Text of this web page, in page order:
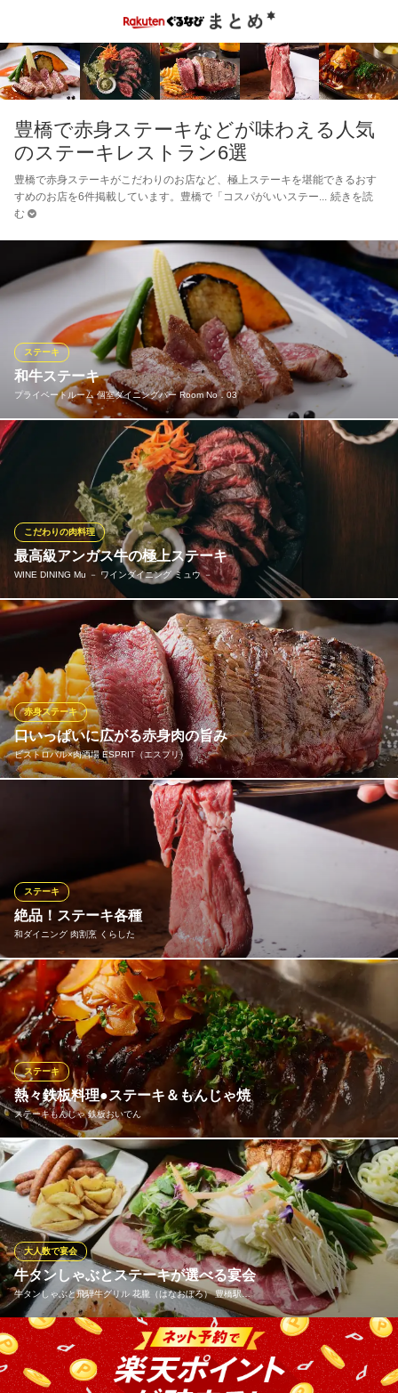
豊橋で赤身ステーキなどが味わえる人気
のステーキレストラン6選
豊橋で赤身ステーキがこだわりのお店など、極上ステーキを堪能できるおす
すめのお店を6件掲載しています。豊橋で「コスパがいいステー
続きを読
む
和牛ステーキ
プライベートルーム 個室ダイニングバー Room No．03
ステーキ
厳選和牛の深い旨みと甘み。噛みしめるほどに溢れる肉汁を堪能
選び抜かれた最高級和牛を、絶妙な火入れで提供します。美しい
サシが入ったお肉は、お箸で切れるほどの柔らかさ。一口食べれ
ば、脂の甘みと赤身の濃厚な旨みが口いっぱいに広がります。自
分へのご褒美や、大切な方との記念日に♪
プライベートルーム 個室ダイニングバー Room No．03
貸切個室ダイニングバー
豊鉄市内線駅前大通駅 徒歩5分
愛知県豊橋市萱町44
最高級アンガス牛の極上ステーキ
WINE DINING Mu － ワインダイニング ミュウ －
こだわりの肉料理
一口食べるとじゅわ～っと肉汁が溢れとろけるようなまろやかな
旨味が口いっぱいに広がる最高級アンガス牛の極上赤身バベット
ステーキ 鳥肉のコンフィや黒毛和牛Ａ５サーロインなどお肉料理
を多数ご用意しております。大人気なバベットステーキは当店イ
チオシです！ご自宅では出せないお味是非ご賞味ください！！
WINE DINING Mu － ワインダイニング ミュウ －
16名~貸切で使える店
ＪＲ豊橋駅東口 徒歩3分
口いっぱいに広がる赤身肉の旨み
ビストロバル×肉酒場 ESPRIT（エスプリ）
赤身ステーキ
人気の赤身肉を炭火で豪快に焼き上げステーキで楽しめる ESPRI
T（エスプリ） 。赤身好きにはたまらない、脂身が非常に少ない
地元の「愛知牛」をご用意。ミディアムレアでお楽しみいただけ
るのも新鮮だからこそ。5,000円コースでは赤身ステーキ、6,000
円コースなら希少部位、ミスジのステーキをお楽しみいただけま
す。
ビストロバル×肉酒場 ESPRIT（エスプリ）
豊橋/ワイン＆肉酒場
ＪＲ豊橋駅東口 徒歩3分
愛知県豊橋市駅前大通1-20 アサイビル2F
絶品！ステーキ各種
和ダイニング 肉割烹 くらした
ステーキ
鶏モモステーキや、白川郷・結旨豚を使用した豚ロースステー
キ、希少部位を含めた黒毛和牛使用の牛ステーキなど各種を取り
揃えております。特におすすめは、肉の旨味が強い「黒毛和牛く
らしたステーキ」。赤身とサシが絶妙なバランスで、口に入れた
瞬間に脂の甘みが広がります。噛めば噛むほど旨味が広がる絶品
です。
和ダイニング 肉割烹 くらした
厳選肉/新鮮刺身/個室
ＪＲ線豊橋駅東口 徒歩2分
愛知県豊橋市大橋通1-95-1 1～2F
熱々鉄板料理●ステーキ＆もんじゃ焼
ステーキもんじゃ 鉄板おいでん
ステーキ
鉄板をみんなで囲んでワイワイ楽しむ！見て楽しい、食べて美味
しい鉄板焼き！熱々の鉄板で「じゅ～！」と焼いて素材の味を直
に楽しめる鉄板料理が目白押しです！鉄板ステーキは、表面に軽
く焼き色が付き、肉の旨味が1番わかる「レア」で焼き上げ鉄板の
上でホットソースをかけて仕上げます。
ステーキもんじゃ 鉄板おいでん
鉄板焼ステーキもんじゃ
ＪＲ豊橋駅 徒歩3分
愛知県豊橋市松葉町1-23 2F
牛タンしゃぶとステーキが選べる宴会
牛タンしゃぶと飛騨牛グリル 花朧（はなおぼろ） 豊橋駅…
大人数で宴会
記念日向けのコースや女子会コースなど様々なシーンに対応した
コースをご用意しております。平日の宴会も大歓迎です！バラエ
ティ豊かな肉料理をご堪能ください。料理の世界で20年以上の経